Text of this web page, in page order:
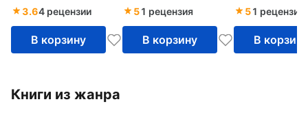
ремонту
3.64 рецензии
В корзину
обслуживанию и
ремонту
51 рецензия
В корзину
ремонту
51 рецензия
В корзину
Книги из жанра